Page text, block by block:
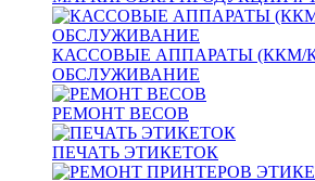
КАССОВЫЕ АППАРАТЫ (ККМ/
ОБСЛУЖИВАНИЕ
РЕМОНТ ВЕСОВ
ПЕЧАТЬ ЭТИКЕТОК